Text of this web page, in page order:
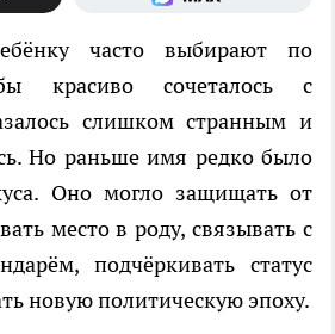
часто выбирают по
красиво сочеталось с
слишком странным и
Но раньше имя редко было
Оно могло защищать от
место в роду, связывать с
подчёркивать статус
новую политическую эпоху.